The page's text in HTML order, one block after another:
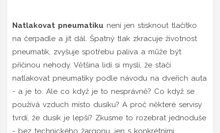
Natlakovat pneumatiku není jen stisknout tlačítko
na čerpadle a jít dál. Špatný tlak zkracuje životnost
pneumatik, zvyšuje spotřebu paliva a může být
příčinou nehody. Většina lidí si myslí, že stačí
natlakovat pneumatiky podle návodu na dveřích auta
- a je to. Ale co když je to nesprávně? Co když se
používá vzduch místo dusíku? A proč některé servisy
tvrdí, že dusík je lepší? Zkusme to rozebrat jednoduše
- bez technického žargonu, jen s konkrétními